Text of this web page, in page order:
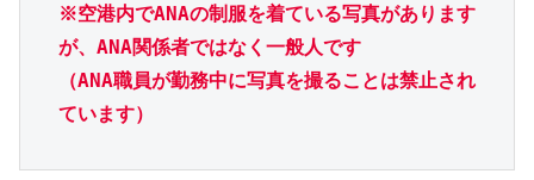
※空港内でANAの制服を着ている写真があります
が、ANA関係者ではなく一般人です
（ANA職員が勤務中に写真を撮ることは禁止され
ています）